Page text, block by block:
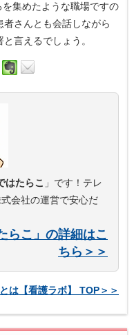
集めたような職場ですの
さんとも会話しながら
言えるでしょう。
はたらこ 」です！テレ
会社の運営で安心だ
らこ」の詳細はこ
ちら＞＞
は【看護ラボ】 TOP＞＞